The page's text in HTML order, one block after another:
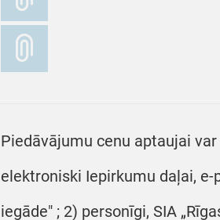
Piedāvājumu cenu aptaujai
elektroniski Iepirkumu daļai,
iegāde" ; 2) personīgi, SIA